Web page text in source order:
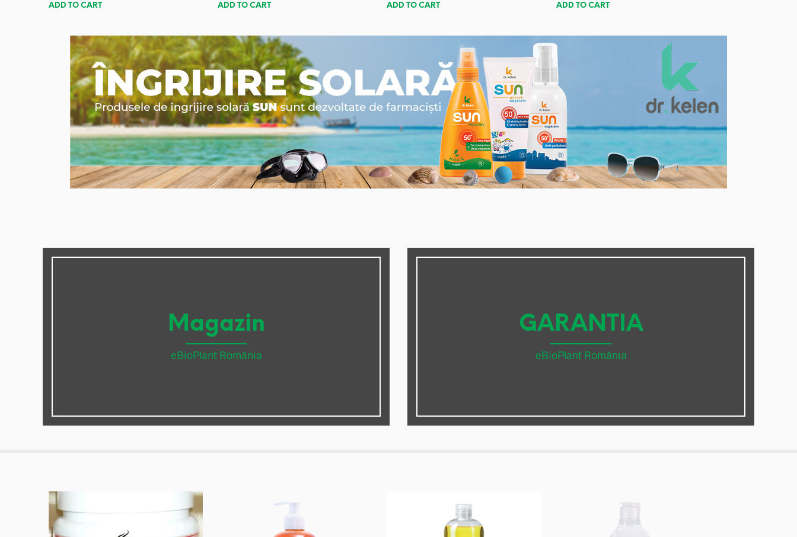
ADD TO CART
ADD TO CART
ADD TO CART
ADD TO CART
Magazin
eBioPlant România
GARANTIA
eBioPlant România